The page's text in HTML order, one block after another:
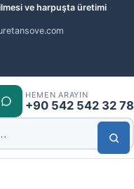
ve harpuşta üretimi
HEMEN ARAYIN
+90 542 542 32 78